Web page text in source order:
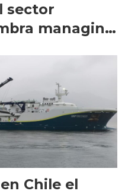
sector
managing
Chile el